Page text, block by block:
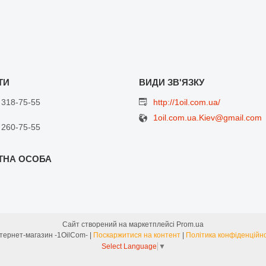
75-55
75-55
http://1oil.com.ua/
1oil.com.ua.Kiev@gmail.com
Сайт створений на маркетплейсі Prom.ua
Поскаржитися на контент
Політика
Select Language ▼